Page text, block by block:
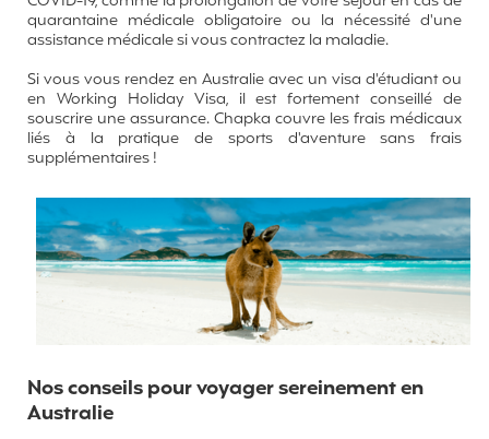
quarantaine médicale obligatoire ou la nécessité d'une
assistance médicale si vous contractez la maladie.
Si vous vous rendez en Australie avec un visa d'étudiant ou
en Working Holiday Visa, il est fortement conseillé de
souscrire une assurance.Chapka couvre les frais médicaux
liés à la pratique de sports d'aventure sans frais
supplémentaires !
Nos conseils pour voyager sereinement en
Australie